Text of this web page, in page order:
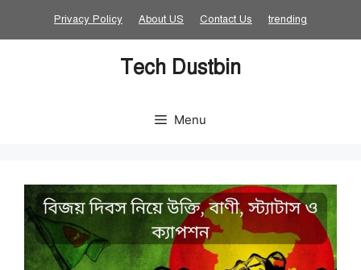
Privacy Policy About US Contact Us trending
Tech Dustbin
Menu